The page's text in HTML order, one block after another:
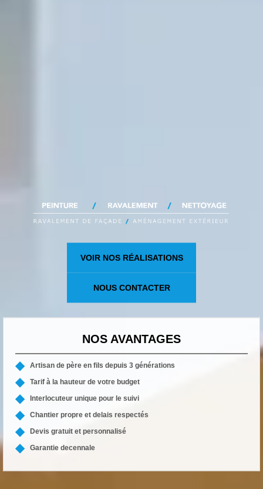
VOIR NOS RÉALISATIONS
NOUS CONTACTER
NOS AVANTAGES
Artisan de père en fils depuis 3 générations
Tarif à la hauteur de votre budget
Interlocuteur unique pour le suivi
Chantier propre et delais respectés
Devis gratuit et personnalisé
Garantie decennale